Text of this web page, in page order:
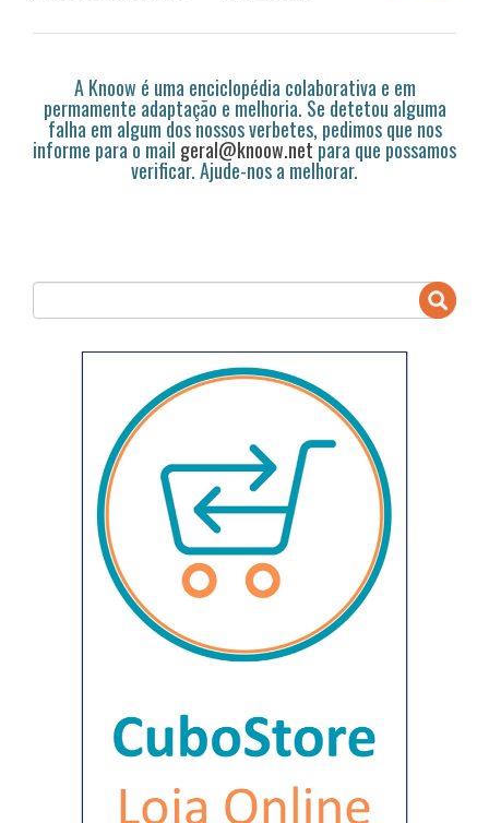
A Knoow é uma enciclopédia colaborativa e em
permamente adaptação e melhoria. Se detetou alguma
falha em algum dos nossos verbetes, pedimos que nos
informe para o mail geral@knoow.netpara que possamos
verificar. Ajude-nos a melhorar.